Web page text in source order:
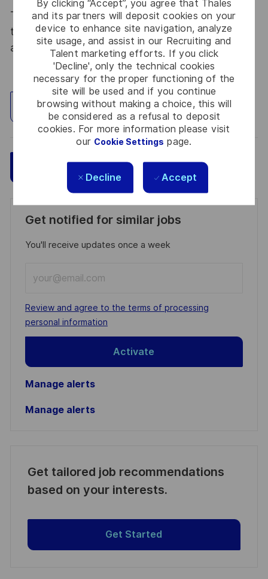
By clicking “Accept”, you agree that Thales
and its partners will deposit cookies on your
device to enhance site navigation, analyze
site usage, and assist in our Recruiting and
Talent marketing efforts. If you click
'Decline', only the technical cookies
necessary for the proper functioning of the
site will be used and if you continue
browsing without making a choice, this will
be considered as a refusal to deposit
cookies. For more information please visit
our Cookie Settings page.
Decline Accept
Thales, entreprise Handi-Engagée, reconnait
tous les talents. La diversité est notre meilleur
atout. Postulez et rejoignez nous !
Explore Location
Apply Now Save
Get notified for similar jobs
You'll receive updates once a week
Email
address
(Required)
Required
Review and agree to the terms of processing
personal information
Activate
Manage alerts
Manage alerts
Get tailored job recommendations
based on your interests.
Get Started